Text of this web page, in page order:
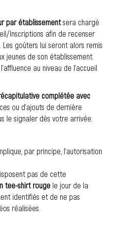
par établissementsera chargé
Inscriptions afin de recenser
Les goûters lui seront alors remis
jeunes de son établissement.
au niveau de l’accueil
complétée avec
ou d’ajouts de dernière
le signaler dès votre arrivée.
par principe, l’autorisation
pas de cette
tee-shirt rouge le jour de la
identifiés et de ne pas
réalisées.